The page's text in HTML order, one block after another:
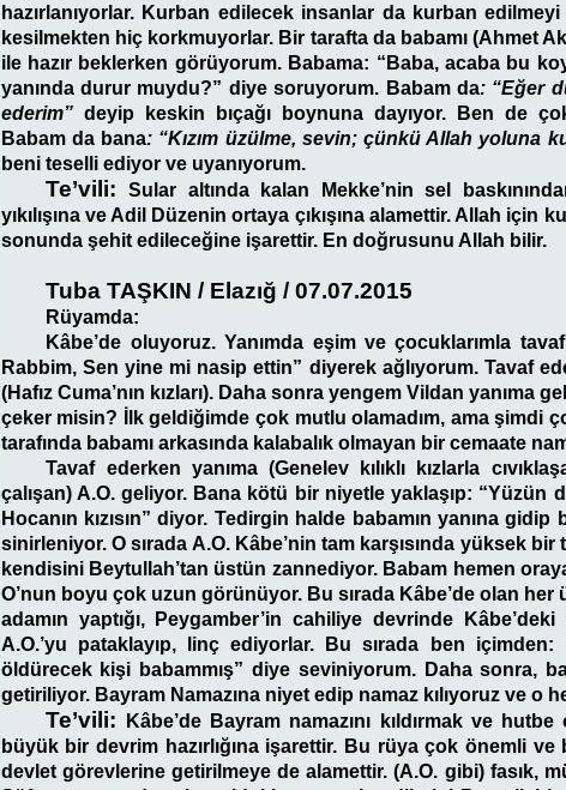
hazırlanıyorlar. Kurban edilecek insanlar da kurban
kesilmekten hiç korkmuyorlar. Bir tarafta da babamı (Ahmet
ile hazır beklerken görüyorum. Babama: “Baba, acaba bu
yanında durur muydu?” diye soruyorum. Babam da: “Eğer
ederim”deyip keskin bıçağı boynuna dayıyor. Ben de
Babam da bana: “Kızım üzülme, sevin; çünkü Allah yoluna
beni teselli ediyor ve uyanıyorum.
Te’vili: Sular altında kalan Mekke’nin sel
yıkılışına ve Adil Düzenin ortaya çıkışına alamettir. Allah için
sonunda şehit edileceğine işarettir. En doğrusunu Allah bilir.
Tuba TAŞKIN / Elazığ / 07.07.2015
Rüyamda:
Kâbe’de oluyoruz. Yanımda eşim ve çocuklarımla
Rabbim, Sen yine mi nasip ettin” diyerek ağlıyorum. Tavaf
(Hafız Cuma’nın kızları). Daha sonra yengem Vildan yanıma
çeker misin? İlk geldiğimde çok mutlu olamadım, ama şimdi
tarafında babamı arkasında kalabalık olmayan bir cemaate
Tavaf ederken yanıma (Genelev kılıklı kızlarla
çalışan) A.O. geliyor. Bana kötü bir niyetle yaklaşıp: “Yüzün
Hocanın kızısın” diyor. Tedirgin halde babamın yanına
sinirleniyor. O sırada A.O. Kâbe’nin tam karşısında yüksek
kendisini Beytullah’tan üstün zannediyor. Babam hemen
O’nun boyu çok uzun görünüyor. Bu sırada Kâbe’de olan
adamın yaptığı, Peygamber’in cahiliye devrinde
A.O.’yu pataklayıp, linç ediyorlar. Bu sırada ben
öldürecek kişi babammış” diye seviniyorum. Daha sonra,
getiriliyor. Bayram Namazına niyet edip namaz kılıyoruz ve o
Te’vili:
Kâbe’de Bayram namazını kıldırmak ve
büyük bir devrim hazırlığına işarettir. Bu rüya çok önemli
devlet görevlerine getirilmeye de alamettir. (A.O. gibi) fasık,